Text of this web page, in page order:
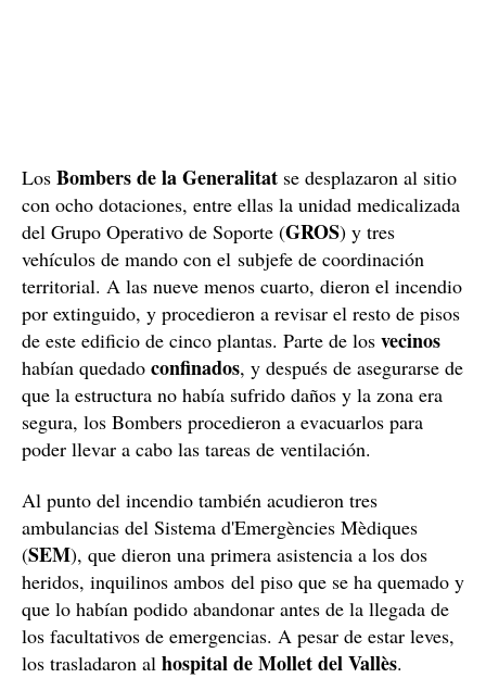
Los Bombers de la Generalitat se desplazaron al sitio
con ocho dotaciones, entre ellas la unidad medicalizada
del Grupo Operativo de Soporte (GROS) y tres
vehículos de mando con el subjefe de coordinación
territorial. A las nueve menos cuarto, dieron el incendio
por extinguido, y procedieron a revisar el resto de pisos
de este edificio de cinco plantas. Parte de los vecinos
habían quedado confinados, y después de asegurarse de
que la estructura no había sufrido daños y la zona era
segura, los Bombers procedieron a evacuarlos para
poder llevar a cabo las tareas de ventilación.
Al punto del incendio también acudieron tres
ambulancias del Sistema d'Emergències Mèdiques
(SEM), que dieron una primera asistencia a los dos
heridos, inquilinos ambos del piso que se ha quemado y
que lo habían podido abandonar antes de la llegada de
los facultativos de emergencias. A pesar de estar leves,
los trasladaron al hospital de Mollet del Vallès.